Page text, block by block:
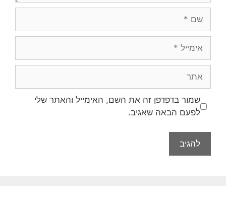
שמור בדפדפן זה את השם, האימייל והאתר שלי
לפעם הבאה שאגיב.